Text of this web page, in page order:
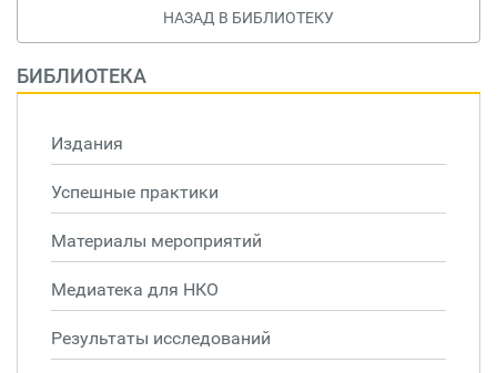
НАЗАД В БИБЛИОТЕКУ
БИБЛИОТЕКА
Издания
Успешные практики
Материалы мероприятий
Медиатека для НКО
Результаты исследований